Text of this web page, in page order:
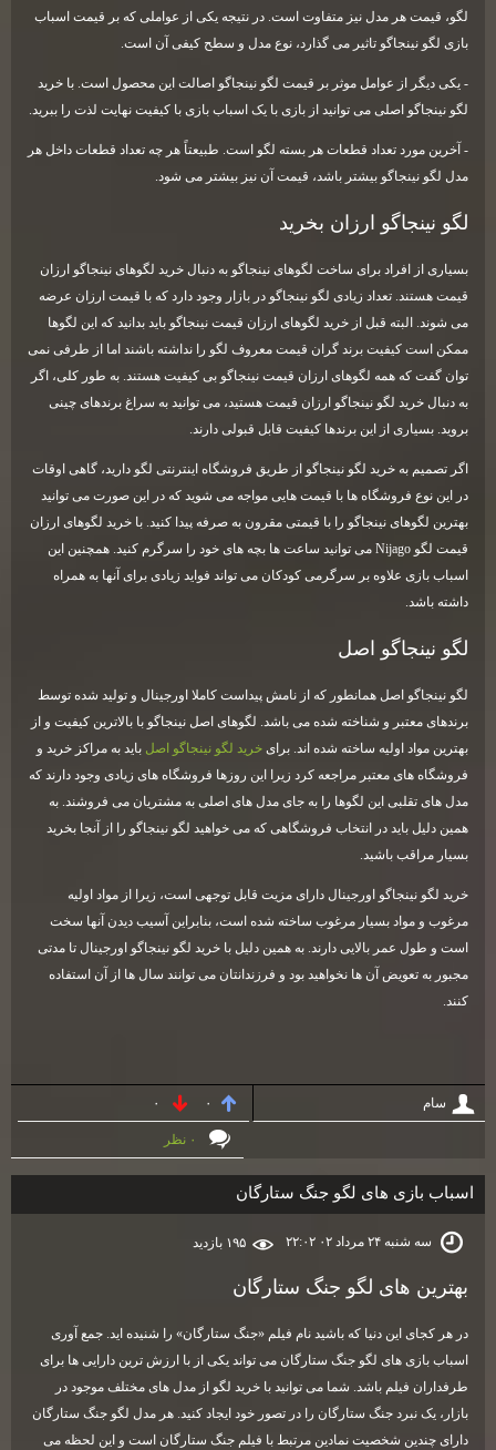
لگو، قیمت هر مدل نیز متفاوت است. در نتیجه یکی از عواملی که بر قیمت اسباب
بازی لگو نینجاگو تاثیر می گذارد، نوع مدل و سطح کیفی آن است.
- یکی دیگر از عوامل موثر بر قیمت لگو نینجاگو اصالت این محصول است. با خرید
لگو نینجاگو اصلی می توانید از بازی با یک اسباب بازی با کیفیت نهایت لذت را ببرید.
- آخرین مورد تعداد قطعات هر بسته لگو است. طبیعتاً هر چه تعداد قطعات داخل هر
مدل لگو نینجاگو بیشتر باشد، قیمت آن نیز بیشتر می شود.
لگو نینجاگو ارزان بخرید
بسیاری از افراد برای ساخت لگوهای نینجاگو به دنبال خرید لگوهای نینجاگو ارزان
قیمت هستند. تعداد زیادی لگو نینجاگو در بازار وجود دارد که با قیمت ارزان عرضه
می شوند. البته قبل از خرید لگوهای ارزان قیمت نینجاگو باید بدانید که این لگوها
ممکن است کیفیت برند گران قیمت معروف لگو را نداشته باشند اما از طرفی نمی
توان گفت که همه لگوهای ارزان قیمت نینجاگو بی کیفیت هستند. به طور کلی، اگر
به دنبال خرید لگو نینجاگو ارزان قیمت هستید، می توانید به سراغ برندهای چینی
بروید. بسیاری از این برندها کیفیت قابل قبولی دارند.
اگر تصمیم به خرید لگو نینجاگو از طریق فروشگاه اینترنتی لگو دارید، گاهی اوقات
در این نوع فروشگاه ها با قیمت هایی مواجه می شوید که در این صورت می توانید
بهترین لگوهای نینجاگو را با قیمتی مقرون به صرفه پیدا کنید. با خرید لگوهای ارزان
قیمت لگو Nijago می توانید ساعت ها بچه های خود را سرگرم کنید. همچنین این
اسباب بازی علاوه بر سرگرمی کودکان می تواند فواید زیادی برای آنها به همراه
داشته باشد.
لگو نینجاگو اصل
لگو نینجاگو اصل همانطور که از نامش پیداست کاملا اورجینال و تولید شده توسط
برندهای معتبر و شناخته شده می باشد. لگوهای اصل نینجاگو با بالاترین کیفیت و از
بهترین مواد اولیه ساخته شده اند. برای خرید لگو نینجاگو اصل باید به مراکز خرید و
فروشگاه های معتبر مراجعه کرد زیرا این روزها فروشگاه های زیادی وجود دارند که
مدل های تقلبی این لگوها را به جای مدل های اصلی به مشتریان می فروشند. به
همین دلیل باید در انتخاب فروشگاهی که می خواهید لگو نینجاگو را از آنجا بخرید
بسیار مراقب باشید.
خرید لگو نینجاگو اورجینال دارای مزیت قابل توجهی است، زیرا از مواد اولیه
مرغوب و مواد بسیار مرغوب ساخته شده است، بنابراین آسیب دیدن آنها سخت
است و طول عمر بالایی دارند. به همین دلیل با خرید لگو نینجاگو اورجینال تا مدتی
مجبور به تعویض آن ها نخواهید بود و فرزندانتان می توانند سال ها از آن استفاده
کنند.
سام ۰ ۰
۰ نظر
اسباب بازی های لگو جنگ ستارگان
سه شنبه ۲۴ مرداد ۰۲ ۲۲:۰۲
بهترین های لگو جنگ ستارگان
در هر کجای این دنیا که باشید نام فیلم «جنگ ستارگان» را شنیده اید. جمع آوری
اسباب بازی های لگو جنگ ستارگان می تواند یکی از با ارزش ترین دارایی ها برای
طرفداران فیلم باشد. شما می توانید با خرید لگو از مدل های مختلف موجود در
بازار، یک نبرد جنگ ستارگان را در تصور خود ایجاد کنید. هر مدل لگو جنگ ستارگان
دارای چندین شخصیت نمادین مرتبط با فیلم جنگ ستارگان است و این لحظه می